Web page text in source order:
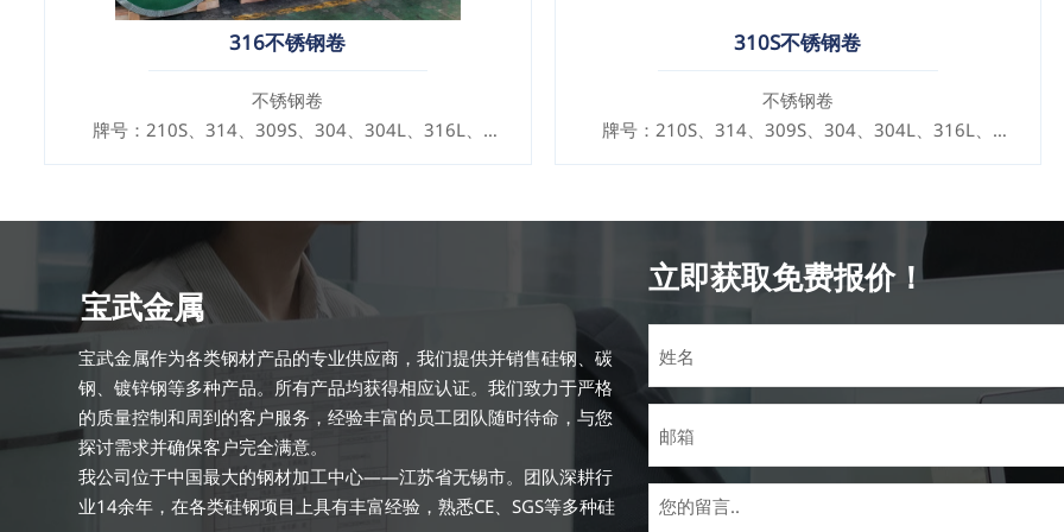
316不锈钢卷
不锈钢卷
牌号：210S、314、309S、304、304L、316L、
321、410、420、430、904等
规格
厚度：0.1mm - 150mm
310S不锈钢卷
不锈钢卷
牌号：210S、314、309S、304、304L、316L、
321、410、420、430、904等
规格
宝武金属
宝武金属作为各类钢材产品的专业供应商，我们提供并销售硅钢、碳
钢、镀锌钢等多种产品。所有产品均获得相应认证。我们致力于严格
的质量控制和周到的客户服务，经验丰富的员工团队随时待命，与您
探讨需求并确保客户完全满意。
我公司位于中国最大的钢材加工中心——江苏省无锡市。团队深耕行
业14余年，在各类硅钢项目上具有丰富经验，熟悉CE、SGS等多种硅
立即获取免费报价！